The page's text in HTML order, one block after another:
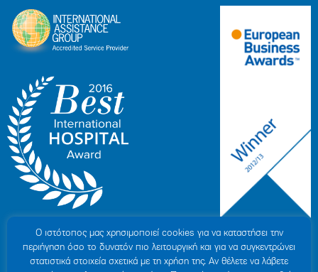
Ο ιστότοπoς μας χρησιμοποιεί cookies για να καταστήσει την
περιήγηση όσο το δυνατόν πιο λειτουργική και για να συγκεντρώνει
στατιστικά στοιχεία σχετικά με τη χρήση της. Αν θέλετε να λάβετε